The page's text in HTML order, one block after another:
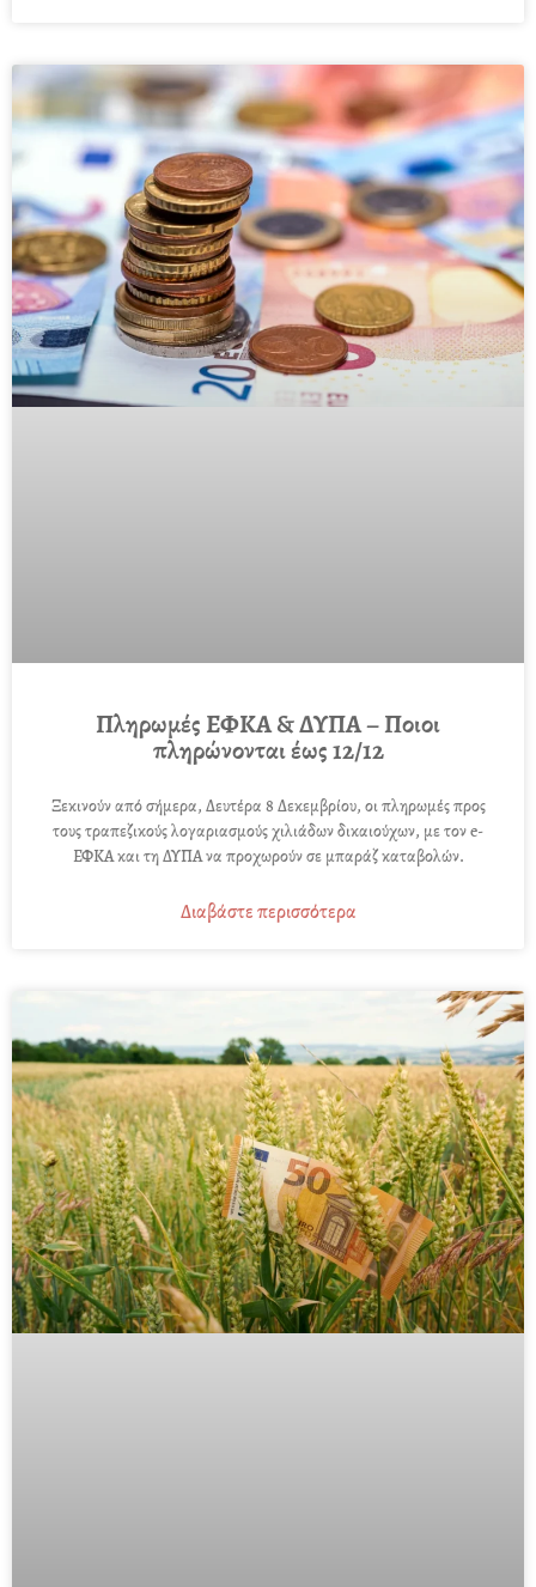
Πληρωμές ΕΦΚΑ & ΔΥΠΑ – Ποιοι
πληρώνονται έως 12/12
Ξεκινούν από σήμερα, Δευτέρα 8 Δεκεμβρίου, οι πληρωμές προς
τους τραπεζικούς λογαριασμούς χιλιάδων δικαιούχων, με τον e-
ΕΦΚΑ και τη ΔΥΠΑ να προχωρούν σε μπαράζ καταβολών.
Διαβάστε περισσότερα